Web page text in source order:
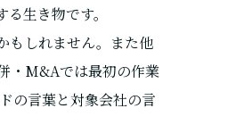
生き物です。
もしれません。また他
・M&Aでは最初の作業
の言葉と対象会社の言